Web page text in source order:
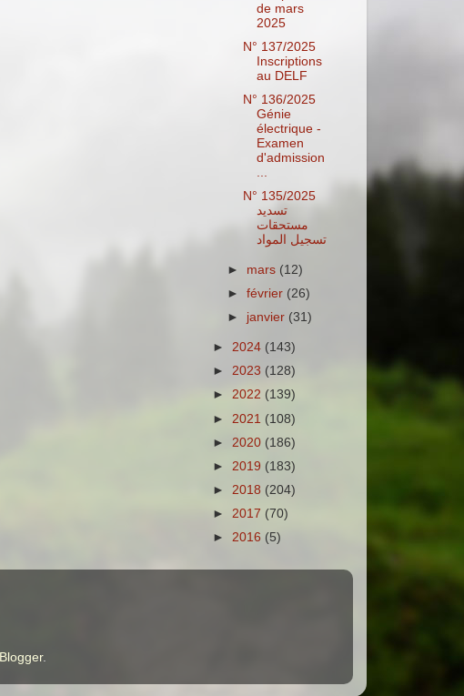
de mars
2025
N° 137/2025
Inscriptions
au DELF
N° 136/2025
Génie
électrique -
Examen
d'admission
...
N° 135/2025
تسديد
مستحقات
تسجيل المواد
► mars (12)
►février (26)
► janvier (31)
► 2024 (143)
► 2023 (128)
► 2022 (139)
► 2021 (108)
► 2020 (186)
► 2019 (183)
► 2018 (204)
► 2017 (70)
► 2016 (5)
Blogger.